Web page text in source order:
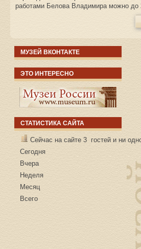
работами Белова Владимира можно до
МУЗЕЙ ВКОНТАКТЕ
ЭТО ИНТЕРЕСНО
СТАТИСТИКА САЙТА
Сейчас на сайте 3 гостей и ни
Сегодня
Вчера
Неделя
Месяц
Всего